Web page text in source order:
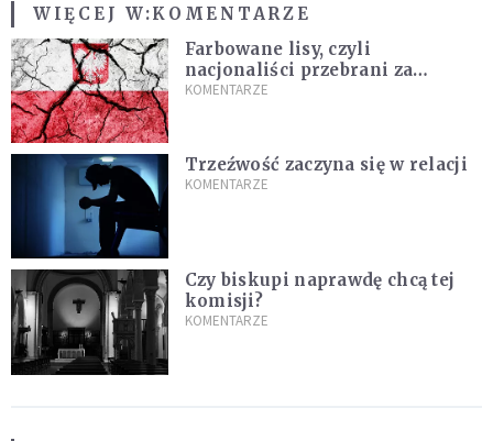
WIĘCEJ W:KOMENTARZE
Farbowane lisy, czyli
nacjonaliści przebrani za
chrześcijan
KOMENTARZE
Trzeźwość zaczyna się w relacji
KOMENTARZE
Czy biskupi naprawdę chcą tej
komisji?
KOMENTARZE